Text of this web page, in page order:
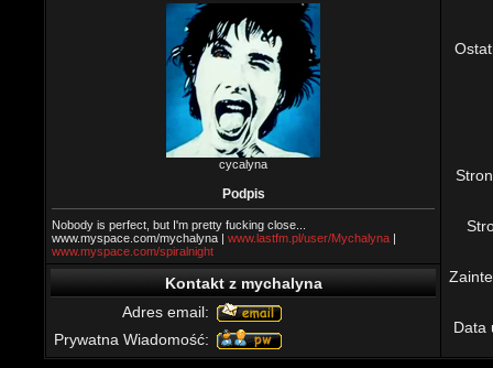
cycalyna
Podpis
Nobody is perfect, but I'm pretty fucking close...
www.myspace.com/mychalyna | www.lastfm.pl/user/Mychalyna |
www.myspace.com/spiralnight
Data
Kontakt z mychalyna
Adres email:
Prywatna Wiadomość: